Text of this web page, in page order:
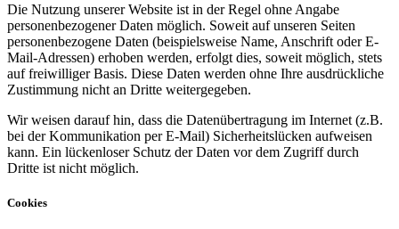
Die Nutzung unserer Website ist in der Regel ohne Angabe
personenbezogener Daten möglich. Soweit auf unseren Seiten
personenbezogene Daten (beispielsweise Name, Anschrift oder E-
Mail-Adressen) erhoben werden, erfolgt dies, soweit möglich, stets
auf freiwilliger Basis. Diese Daten werden ohne Ihre ausdrückliche
Zustimmung nicht an Dritte weitergegeben.
Wir weisen darauf hin, dass die Datenübertragung im Internet (z.B.
bei der Kommunikation per E-Mail) Sicherheitslücken aufweisen
kann. Ein lückenloser Schutz der Daten vor dem Zugriff durch
Dritte ist nicht möglich.
Cookies